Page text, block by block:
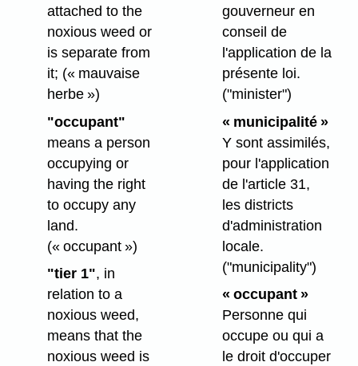
attached to the
noxious weed or
is separate from
it; (« mauvaise
herbe »)
"occupant"
means a person
occupying or
having the right
to occupy any
land.
(« occupant »)
"tier 1", in
relation to a
noxious weed,
means that the
noxious weed is
gouverneur en
conseil de
l'application de la
présente loi.
("minister")
« municipalité »
Y sont assimilés,
pour l'application
de l'article 31,
les districts
d'administration
locale.
("municipality")
« occupant »
Personne qui
occupe ou qui a
le droit d'occuper